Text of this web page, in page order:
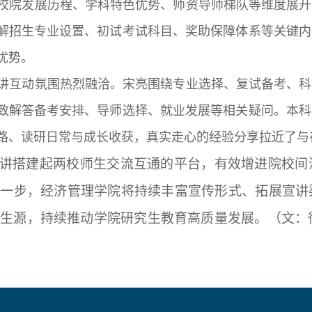
院发展历程、学科特色优势、师资导师梯队等维度展
招生专业设置、初试考试科目、奖助保障体系等关键
势。
互动氛围热烈融洽。宋亮围绕专业选择、复试备考、
解答备考安排、导师选择、就业发展等相关疑问。本
、读研日常与成长收获，真实走心的经验分享拉近了
搭建起两校师生交流互通的平台，有效增进院校
步，经济管理学院将持续丰富宣传形式、拓展宣
源，持续推动学院研究生教育高质量发展。（文：